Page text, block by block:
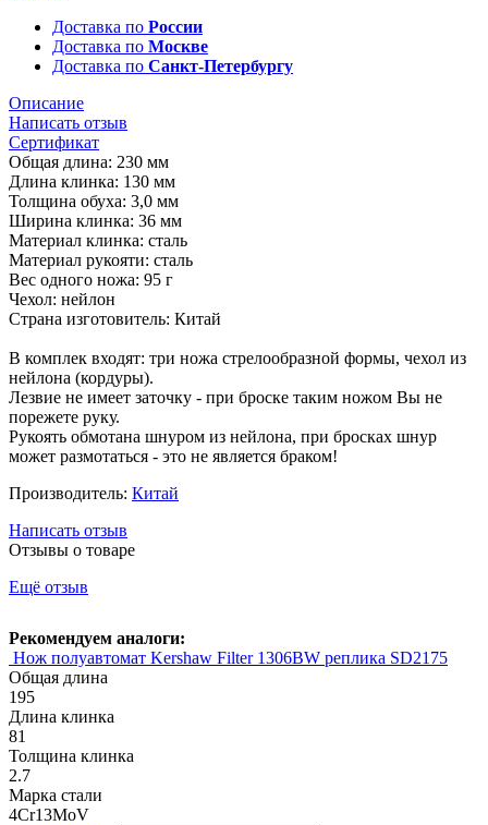
Доставка по России
Доставка по Москве
Доставка по Санкт-Петербургу
Описание
Написать отзыв
Сертификат
Общая длина: 230 мм
Длина клинка: 130 мм
Толщина обуха: 3,0 мм
Ширина клинка: 36 мм
Материал клинка: сталь
Материал рукояти: сталь
Вес одного ножа: 95 г
Чехол: нейлон
Страна изготовитель: Китай
В комплек входят: три ножа стрелообразной формы, чехол из
нейлона (кордуры).
Лезвие не имеет заточку - при броске таким ножом Вы не
порежете руку.
Рукоять обмотана шнуром из нейлона, при бросках шнур
может размотаться - это не является браком!
Производитель: Китай
Написать отзыв
Отзывы о товаре
Ещё отзыв
Рекомендуем аналоги:
Нож полуавтомат Kershaw Filter 1306BW реплика SD2175
Общая длина
195
Длина клинка
81
Толщина клинка
2.7
Марка стали
4Cr13MoV